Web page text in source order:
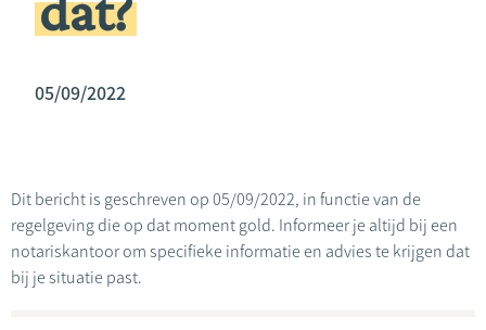
05/09/2022
Dit bericht is geschreven op 05/09/2022, in functie van de
regelgeving die op dat moment gold. Informeer je altijd bij een
notariskantoor om specifieke informatie en advies te krijgen dat
bij je situatie past.